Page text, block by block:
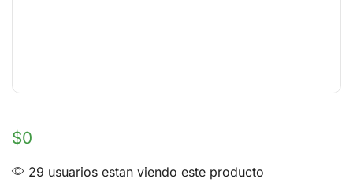
$0
29 usuarios estan viendo este producto